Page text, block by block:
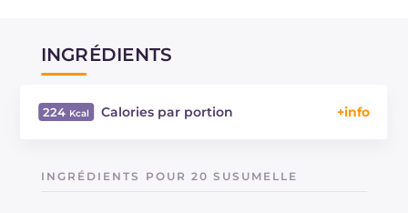
INGRÉDIENTS
224 Calories par portion
INGRÉDIENTS POUR 20 SUSUMELLE